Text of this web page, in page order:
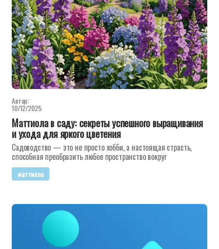
Автор:
10/12/2025
Маттиола в саду: секреты успешного выращивания
и ухода для яркого цветения
Садоводство — это не просто хобби, а настоящая страсть,
способная преобразить любое пространство вокруг
маттиола